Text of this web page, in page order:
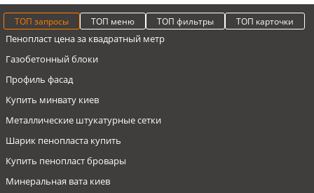
ТОП запросы ТОП меню ТОП фильтры ТОП карточки
Пенопласт цена за квадратный метр
Газобетонный блоки
Профиль фасад
Купить минвату киев
Металлические штукатурные сетки
Шарик пенопласта купить
Купить пенопласт бровары
Минеральная вата киев